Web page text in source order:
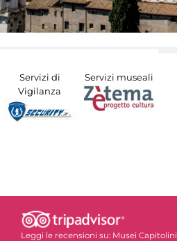
Servizi di
Vigilanza
Servizi museali
Leggi le recensioni su: Musei Capitolini